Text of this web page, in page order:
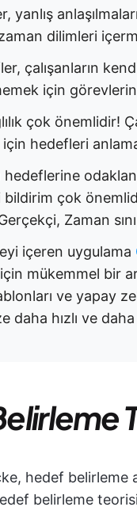
yanlış
dilimleri
çalışanların
için
çok önemlidir!
hedefleri
hedeflerine
bildirim çok
Zaman
içeren uygulama
mükemmel bir
ve yapay
daha hızlı ve
hedef belirleme
belirleme